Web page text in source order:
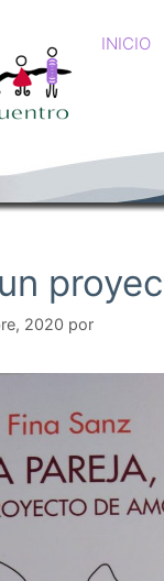
INICIO
2020 por